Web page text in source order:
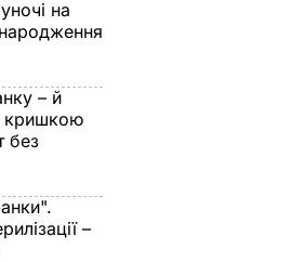
на
– й
кришкою
без
–